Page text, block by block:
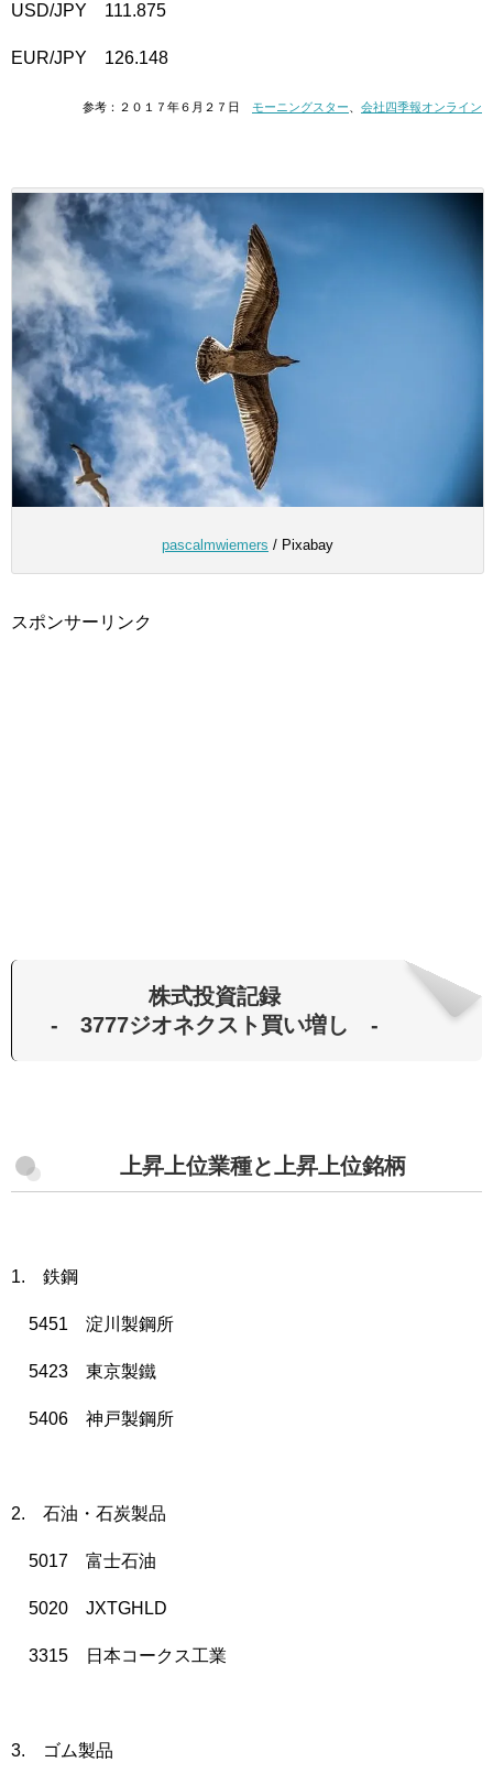
USD/JPY 111.875
EUR/JPY 126.148
参考：２０１７年６月２７日 モーニングスター 会社四季報オンライン
pascalmwiemers / Pixabay
スポンサーリンク
株式投資記録
- 3777ジオネクスト買い増し -
上昇上位業種と上昇上位銘柄
1. 鉄鋼
5451 淀川製鋼所
5423 東京製鐵
5406 神戸製鋼所
2. 石油・石炭製品
5017 富士石油
5020 JXTGHLD
3315 日本コークス工業
3. ゴム製品